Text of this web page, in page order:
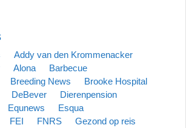
Addy van den Krommenacker
Alona
Barbecue
Breeding News
Brooke Hospital
DeBever
Dierenpension
Equnews
Esqua
FEI FNRS
Gezond op reis